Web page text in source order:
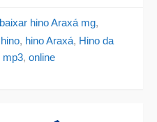
baixar hino Araxá mg,
hino, hino Araxá, Hino da
mp3, online